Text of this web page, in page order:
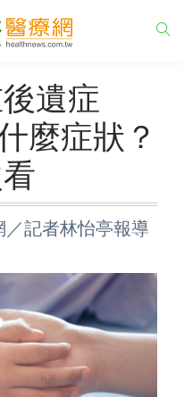
遺症
麼症狀？
記者林怡亭報導